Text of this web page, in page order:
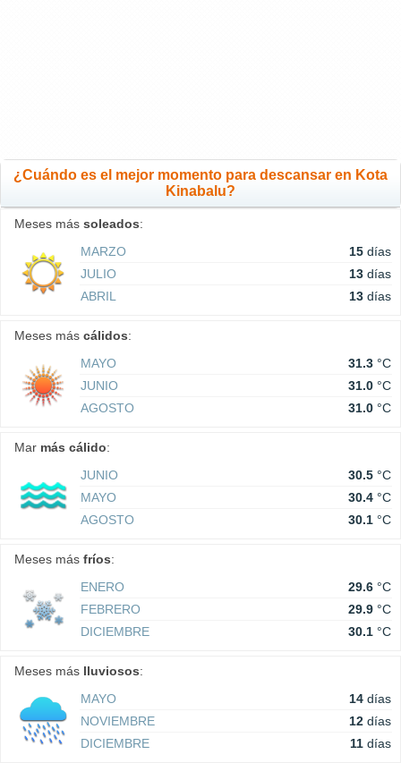
¿Cuándo es el mejor momento para descansar en Kota
Kinabalu?
Meses más soleados:
MARZO
15 días
JULIO
13 días
ABRIL
13 días
Meses más cálidos:
MAYO
31.3 °C
JUNIO
31.0 °C
AGOSTO
31.0 °C
Mar más cálido:
JUNIO
30.5 °C
MAYO
30.4 °C
AGOSTO
30.1 °C
Meses más fríos:
ENERO
29.6 °C
FEBRERO
29.9 °C
DICIEMBRE
30.1 °C
Meses más lluviosos:
MAYO
14 días
NOVIEMBRE
12 días
DICIEMBRE
11 días